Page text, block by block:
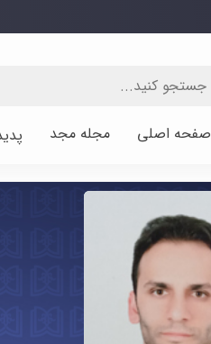
صفحه اصلی مجله مجد